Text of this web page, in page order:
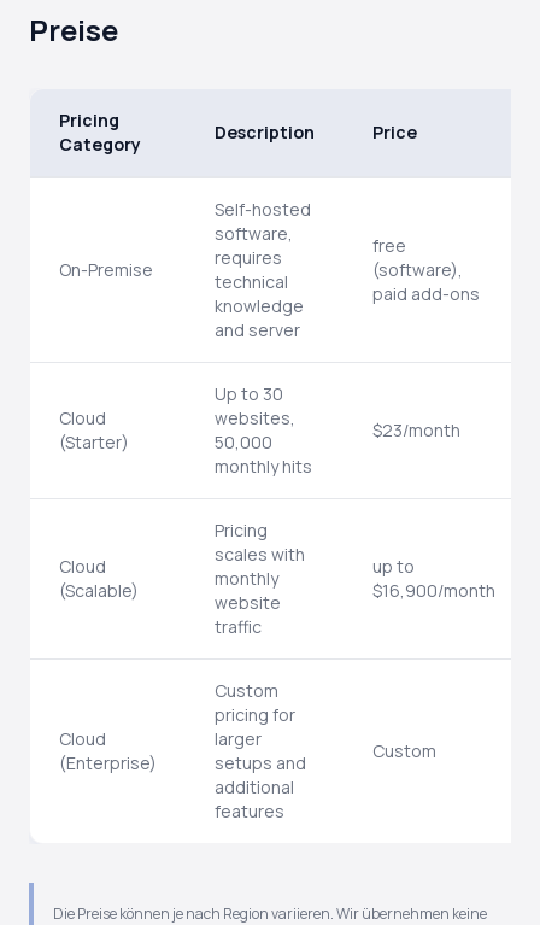
Preise
Pricing
Category
Description Price
On-Premise
Self-hosted
software,
requires
technical
knowledge
and server
free
(software),
paid add-ons
Cloud
(Starter)
Up to 30
websites,
50,000
monthly hits
$23/month
Cloud
(Scalable)
Pricing
scales with
monthly
website
traffic
up to
$16,900/month
Cloud
(Enterprise)
Custom
pricing for
larger
setups and
additional
features
Custom
Die Preise können je nach Region variieren. Wir übernehmen keine